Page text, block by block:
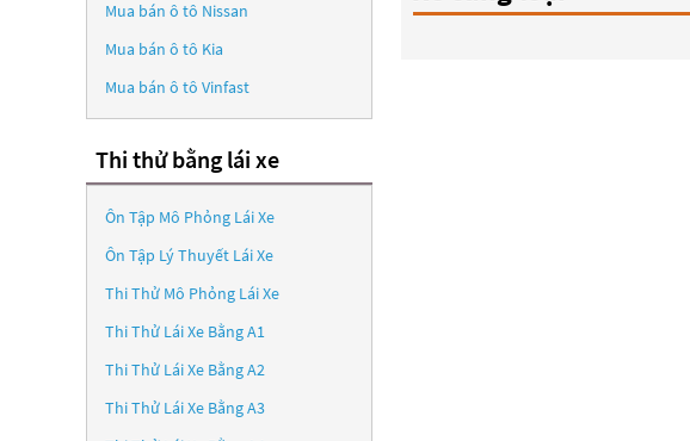
Mua bán ô tô Nissan
Mua bán ô tô Kia
Mua bán ô tô Vinfast
Thi thử bằng lái xe
Ôn Tập Mô Phỏng Lái Xe
Ôn Tập Lý Thuyết Lái Xe
Thi Thử Mô Phỏng Lái Xe
Thi Thử Lái Xe Bằng A1
Thi Thử Lái Xe Bằng A2
Thi Thử Lái Xe Bằng A3